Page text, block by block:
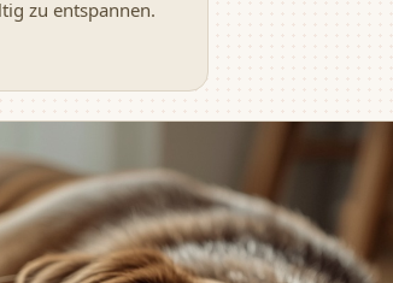
zu entspannen.